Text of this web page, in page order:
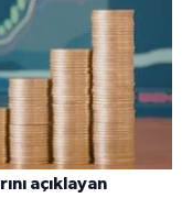
açıklayan